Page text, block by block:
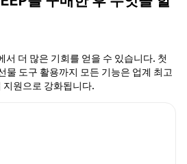
서 더 많은 기회를 얻을 수 있습니다. 첫
물 도구 활용까지 모든 기능은 업계 최고
지원으로 강화됩니다.